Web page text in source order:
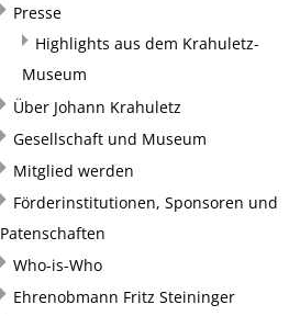
Presse
Highlights aus dem Krahuletz-
Museum
Über Johann Krahuletz
Gesellschaft und Museum
Mitglied werden
Förderinstitutionen, Sponsoren und
Patenschaften
Who-is-Who
Ehrenobmann Fritz Steininger